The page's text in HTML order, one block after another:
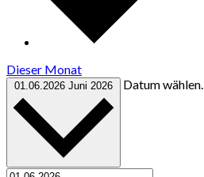
Dieser Monat
01.06.2026 Juni 2026 Datum wählen.